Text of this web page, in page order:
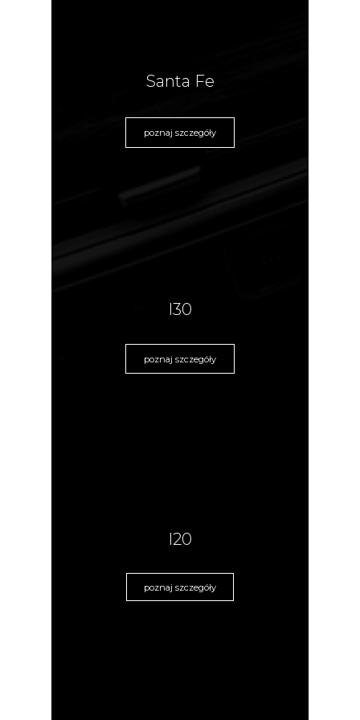
Santa Fe
I30
I20
poznaj szczegóły
poznaj szczegóły
poznaj szczegóły